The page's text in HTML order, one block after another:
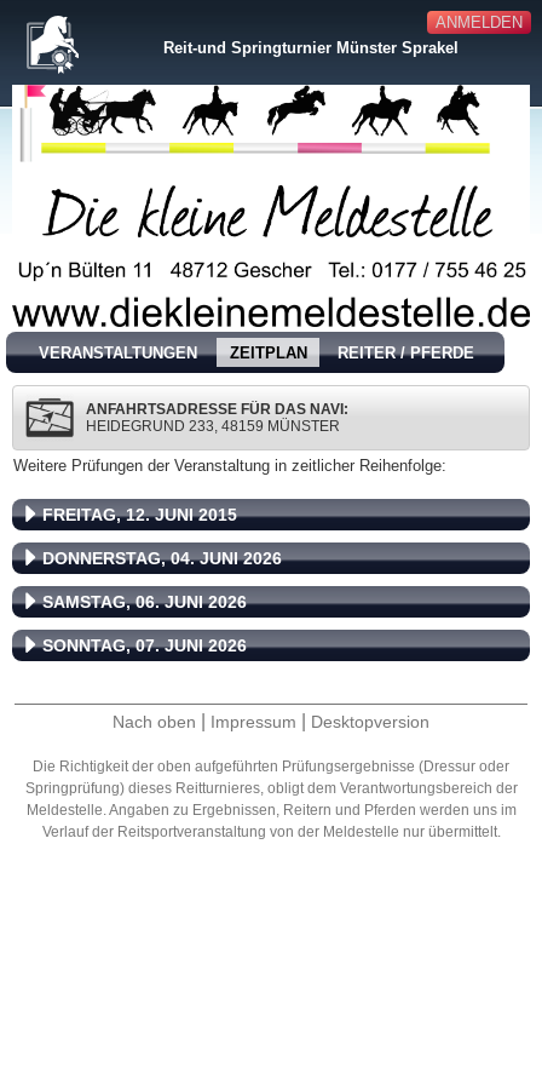
ANMELDEN
Reit-und Springturnier Münster Sprakel
VERANSTALTUNGEN ZEITPLAN REITER / PFERDE
ANFAHRTSADRESSE FÜR DAS NAVI:
HEIDEGRUND 233, 48159 MÜNSTER
Weitere Prüfungen der Veranstaltung in zeitlicher Reihenfolge:
FREITAG, 12. JUNI 2015
DONNERSTAG, 04. JUNI 2026
SAMSTAG, 06. JUNI 2026
SONNTAG, 07. JUNI 2026
Nach oben Impressum Desktopversion
Die Richtigkeit der oben aufgeführten Prüfungsergebnisse (Dressur oder
Springprüfung) dieses Reitturnieres, obligt dem Verantwortungsbereich der
Meldestelle. Angaben zu Ergebnissen, Reitern und Pferden werden uns im
Verlauf der Reitsportveranstaltung von der Meldestelle nur übermittelt.